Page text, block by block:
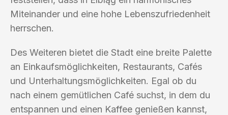
Miteinander und eine hohe Lebenszufriedenheit
herrschen.
Des Weiteren bietet die Stadt eine breite Palette
an Einkaufsmöglichkeiten, Restaurants, Cafés
und Unterhaltungsmöglichkeiten. Egal ob du
nach einem gemütlichen Café suchst, in dem du
entspannen und einen Kaffee genießen kannst,